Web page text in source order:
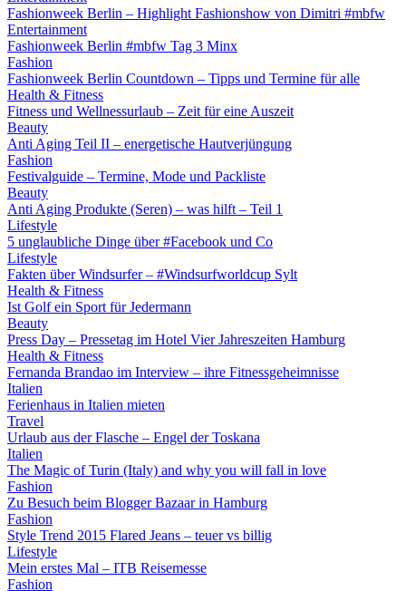
Fashionweek Berlin – Highlight Fashionshow von Dimitri #mbfw
Entertainment
Fashionweek Berlin #mbfw Tag 3 Minx
Fashion
Fashionweek Berlin Countdown – Tipps und Termine für alle
Health & Fitness
Fitness und Wellnessurlaub – Zeit für eine Auszeit
Beauty
Anti Aging Teil II – energetische Hautverjüngung
Fashion
Festivalguide – Termine, Mode und Packliste
Beauty
Anti Aging Produkte (Seren) – was hilft – Teil 1
Lifestyle
5 unglaubliche Dinge über #Facebook und Co
Lifestyle
Fakten über Windsurfer – #Windsurfworldcup Sylt
Health & Fitness
Ist Golf ein Sport für Jedermann
Beauty
Press Day – Pressetag im Hotel Vier Jahreszeiten Hamburg
Health & Fitness
Fernanda Brandao im Interview – ihre Fitnessgeheimnisse
Italien
Ferienhaus in Italien mieten
Travel
Urlaub aus der Flasche – Engel der Toskana
Italien
The Magic of Turin (Italy) and why you will fall in love
Fashion
Zu Besuch beim Blogger Bazaar in Hamburg
Fashion
Style Trend 2015 Flared Jeans – teuer vs billig
Lifestyle
Mein erstes Mal – ITB Reisemesse
Fashion